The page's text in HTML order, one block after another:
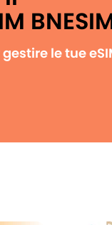
le tue